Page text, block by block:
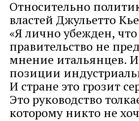
Относительно
властей Джульетто
«Я лично убежден,
правительство не
мнение итальянцев.
позиции
И стране это грозит
Это руководство
которому никто не